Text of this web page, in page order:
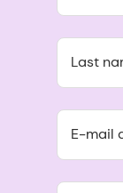
Last
E-mail